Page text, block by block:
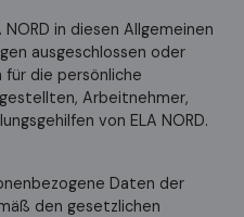
in diesen Allgemeinen
ausgeschlossen oder
die persönliche
Arbeitnehmer,
von ELA NORD.
Daten der
den gesetzlichen